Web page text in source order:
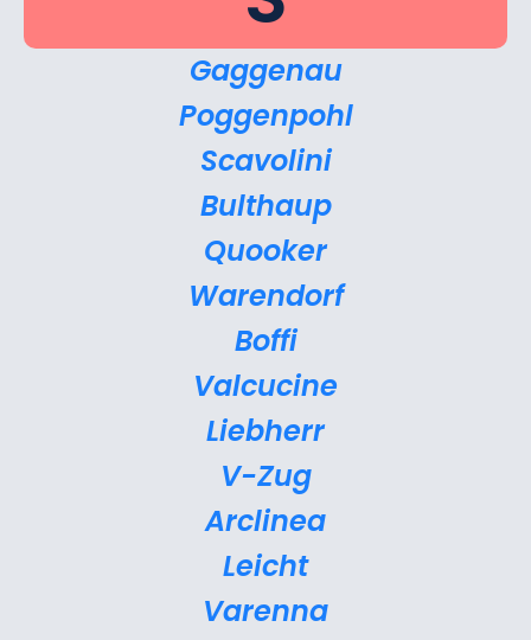
Gaggenau
Poggenpohl
Scavolini
Bulthaup
Quooker
Warendorf
Boffi
Valcucine
Liebherr
V-Zug
Arclinea
Leicht
Varenna